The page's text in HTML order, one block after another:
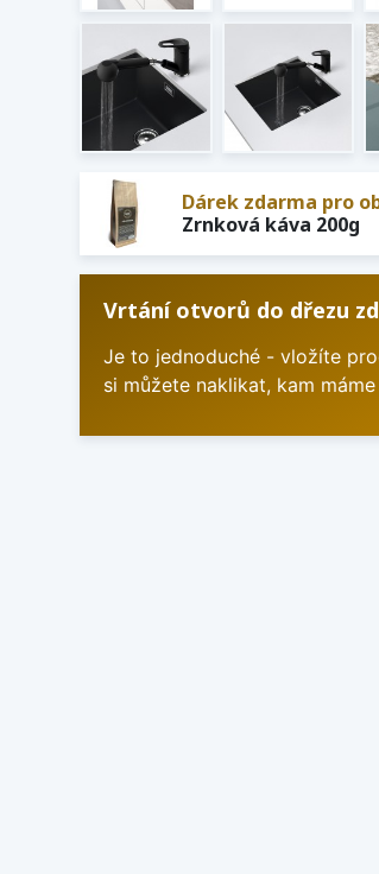
Dárek zdarma pro
Zrnková káva 200g
Vrtání otvorů do dřezu
Je to jednoduché - vložíte
si můžete naklikat, kam